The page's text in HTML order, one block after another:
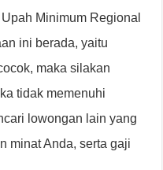
Minimum Regional
ini berada, yaitu
maka silakan
tidak memenuhi
lowongan lain yang
minat Anda, serta gaji